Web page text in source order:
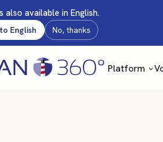
also available in English.
English No, thanks
Platform